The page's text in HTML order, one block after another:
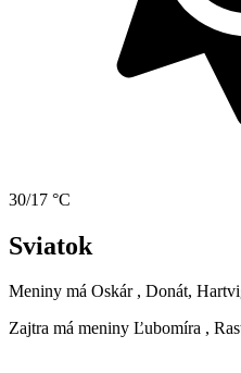
30/17 °C
Sviatok
Meniny má Oskár , Donát,
Zajtra má meniny Ľubomíra ,